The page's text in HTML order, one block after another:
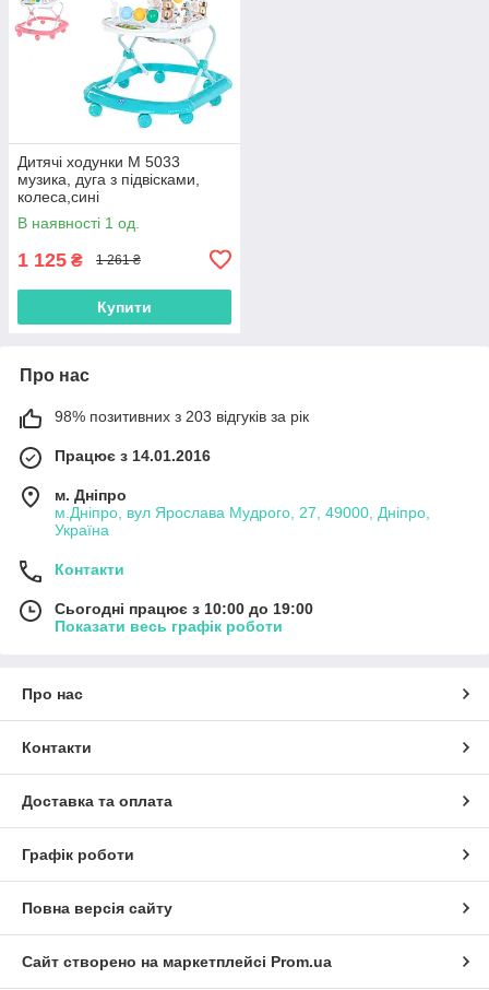
Дитячі ходунки M 5033
музика, дуга з підвісками,
колеса,сині
В наявності 1 од.
1 125 ₴ 1 261 ₴
Купити
Про нас
98% позитивних з 203 відгуків за рік
Працює з 14.01.2016
м. Дніпро
м.Дніпро, вул Ярослава Мудрого, 27, 49000, Дніпро,
Україна
Контакти
Сьогодні працює з 10:00 до 19:00
Показати весь графік роботи
Про нас
Контакти
Доставка та оплата
Графік роботи
Повна версія сайту
Сайт створено на маркетплейсі Prom.ua